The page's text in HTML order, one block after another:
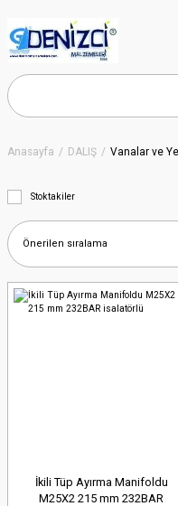
Anasayfa DALIŞ Vanalar ve
Stoktakiler
İkili Tüp Ayırma Manifoldu
M25X2 215 mm 232BAR